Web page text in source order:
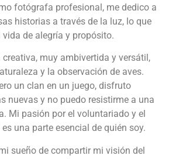
fotógrafa profesional, me dedico a
historias a través de la luz, lo que
vida de alegría y propósito.
muy ambivertida y versátil,
y la observación de aves.
un clan en un juego, disfruto
nuevas y no puedo resistirme a una
Mi pasión por el voluntariado y el
una parte esencial de quién soy.
sueño de compartir mi visión del